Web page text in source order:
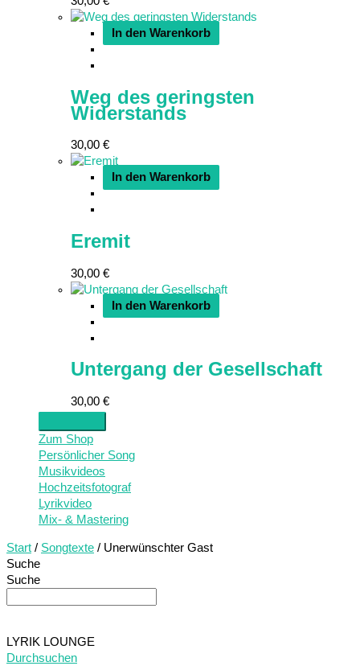
In den Warenkorb
Weg des geringsten
Widerstands
30,00 €
In den Warenkorb
Eremit
30,00 €
In den Warenkorb
Untergang der Gesellschaft
30,00 €
Zum Shop
Persönlicher Song
Musikvideos
Hochzeitsfotograf
Lyrikvideo
Mix- & Mastering
Start / Songtexte / Unerwünschter Gast
Suche
Suche
LYRIK LOUNGE
Durchsuchen